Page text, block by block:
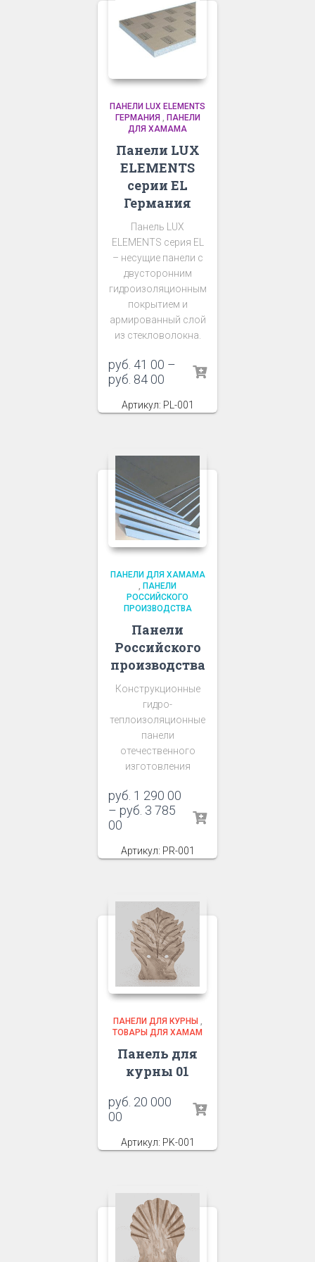
ПАНЕЛИ LUX ELEMENTS
ГЕРМАНИЯ, ПАНЕЛИ
ДЛЯ ХАМАМА
Панели LUX
ELEMENTS
серии EL
Германия
Панель LUX
ELEMENTS серия EL
– несущие панели с
двусторонним
гидроизоляционным
покрытием и
армированный слой
из стекловолокна.
руб. 41 00 –
руб. 84 00
Артикул: PL-001
ПАНЕЛИ ДЛЯ ХАМАМА
, ПАНЕЛИ
РОССИЙСКОГО
ПРОИЗВОДСТВА
Панели
Российского
производства
Конструкционные
гидро-
теплоизоляционные
панели
отечественного
изготовления
руб. 1 290 00
– руб. 3 785
00
Артикул: PR-001
ПАНЕЛИ ДЛЯ КУРНЫ ,
ТОВАРЫ ДЛЯ ХАМАМ
Панель для
курны 01
руб. 20 000
00
Артикул: PK-001